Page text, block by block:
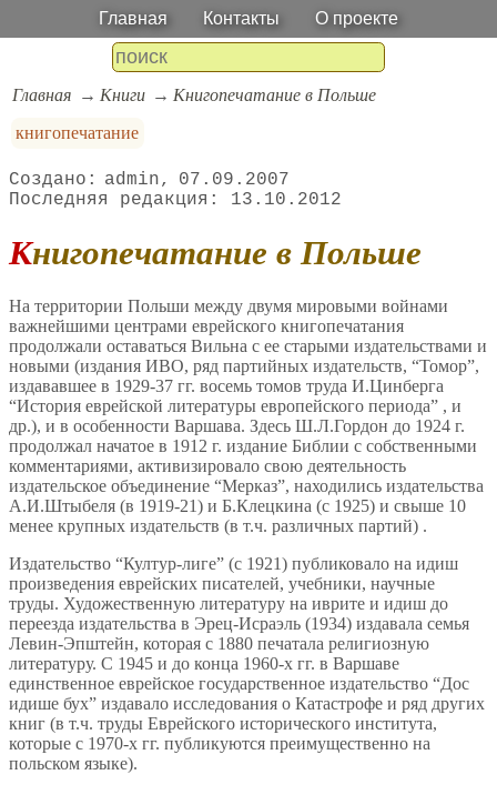
Главная Контакты О проекте
Главная Книги
Книгопечатание в Польше
книгопечатание
admin
07.09.2007
13.10.2012
Книгопечатание в Польше
На территории Польши между двумя мировыми войнами
важнейшими центрами еврейского книгопечатания
продолжали оставаться Вильна с ее старыми издательствами и
новыми (издания ИВО, ряд партийных издательств, “Томор”,
издававшее в 1929-37 гг. восемь томов труда И.Цинберга
“История еврейской литературы европейского периода” , и
др.), и в особенности Варшава. Здесь Ш.Л.Гордон до 1924 г.
продолжал начатое в 1912 г. издание Библии с собственными
комментариями, активизировало свою деятельность
издательское объединение “Мерказ”, находились издательства
А.И.Штыбеля (в 1919-21) и Б.Клецкина (с 1925) и свыше 10
менее крупных издательств (в т.ч. различных партий) .
Издательство “Култур-лиге” (с 1921) публиковало на идиш
произведения еврейских писателей, учебники, научные
труды. Художественную литературу на иврите и идиш до
переезда издательства в Эрец-Исраэль (1934) издавала семья
Левин-Эпштейн, которая с 1880 печатала религиозную
литературу. С 1945 и до конца 1960-х гг. в Варшаве
единственное еврейское государственное издательство “Дос
идише бух” издавало исследования о Катастрофе и ряд других
книг (в т.ч. труды Еврейского исторического института,
которые с 1970-х гг. публикуются преимущественно на
польском языке).